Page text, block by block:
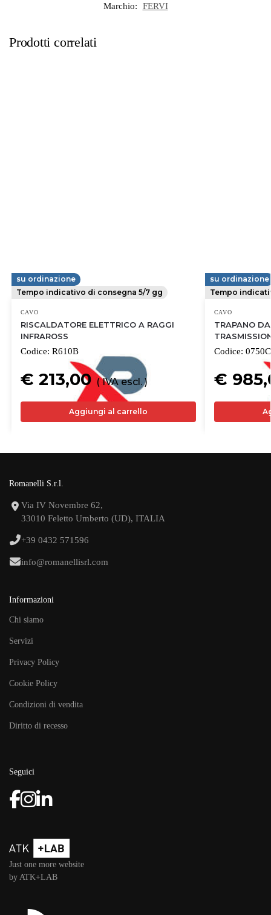
Marchio:
FERVI
Prodotti correlati
FERVI
su ordinazione
Tempo indicativo di consegna 5/7 gg
CAVO
RISCALDATORE ELETTRICO A RAGGI
INFRAROSS
Codice: R610B
€ 213,00( IVA escl. )
Aggiungi al carrello
FERVI
su ordinazione
Tempo
CAVO
TRAPANO
Codice:
€
Romanelli S.r.l.
Via IV Novembre 62,
33010 Feletto Umberto (UD), ITALIA
+39 0432 571596
info@romanellisrl.com
Informazioni
Chi siamo
Servizi
Privacy Policy
Cookie Policy
Condizioni di vendita
Diritto di recesso
Seguici
Just one more website
by ATK+LAB